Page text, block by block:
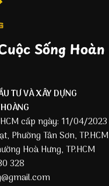
Sống Hoàn
TƯ VÀ XÂY DỰNG
cấp ngày: 11/04/2023
Phường Tân Sơn, TP.HCM
Hoà Hưng, TP.HCM
328